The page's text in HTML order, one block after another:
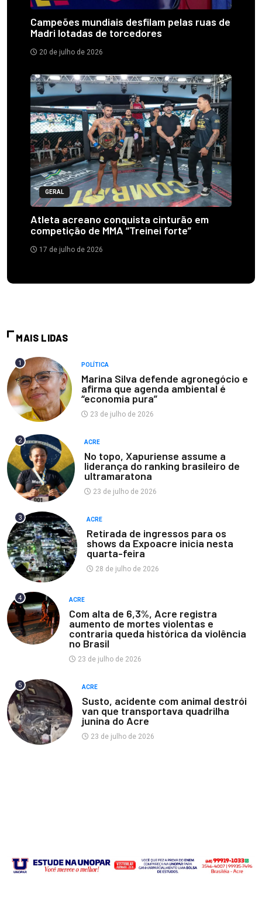
Campeões mundiais desfilam pelas ruas de
Madri lotadas de torcedores
20 de julho de 2026
GERAL
Atleta acreano conquista cinturão em
competição de MMA “Treinei forte”
17 de julho de 2026
MAIS LIDAS
1 POLÍTICA
Marina Silva defende agronegócio e
afirma que agenda ambiental é
“economia pura”
23 de julho de 2026
2 ACRE
No topo, Xapuriense assume a
liderança do ranking brasileiro de
ultramaratona
23 de julho de 2026
3 ACRE
Retirada de ingressos para os
shows da Expoacre inicia nesta
quarta-feira
28 de julho de 2026
4 ACRE
Com alta de 6,3%, Acre registra
aumento de mortes violentas e
contraria queda histórica da violência
no Brasil
23 de julho de 2026
5 ACRE
Susto, acidente com animal destrói
van que transportava quadrilha
junina do Acre
23 de julho de 2026